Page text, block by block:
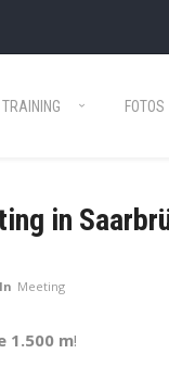
TRAINING FOTOS
in
In Meeting
1.500 m!